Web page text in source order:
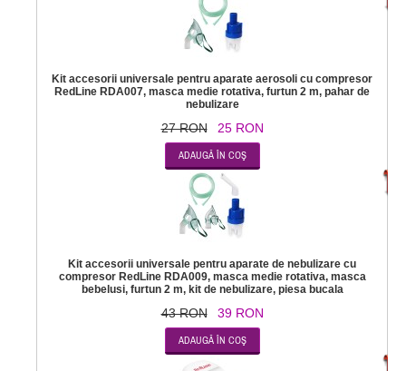
Kit accesorii universale pentru aparate aerosoli cu compresor
RedLine RDA007, masca medie rotativa, furtun 2 m, pahar de
nebulizare
27 RON 25 RON
Kit accesorii universale pentru aparate de nebulizare cu
compresor RedLine RDA009, masca medie rotativa, masca
bebelusi, furtun 2 m, kit de nebulizare, piesa bucala
43 RON 39 RON